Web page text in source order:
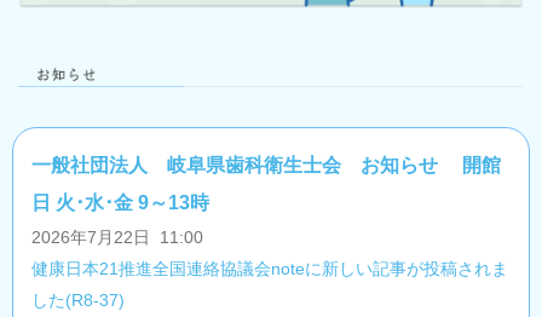
一般社団法人 岐阜県歯科衛生士会 お知らせ 開館
日 火･水･金 9～13時
2026年7月22日 11:00
健康日本21推進全国連絡協議会noteに新しい記事が投稿されま
した(R8-37)